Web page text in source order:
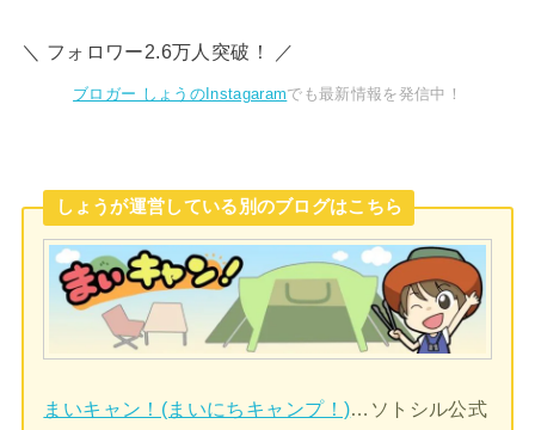
＼ フォロワー2.6万人突破！ ／
ブロガー しょうのInstagaramでも最新情報を発信中！
しょうが運営している別のブログはこちら
まいキャン！(まいにちキャンプ！) …ソトシル公式